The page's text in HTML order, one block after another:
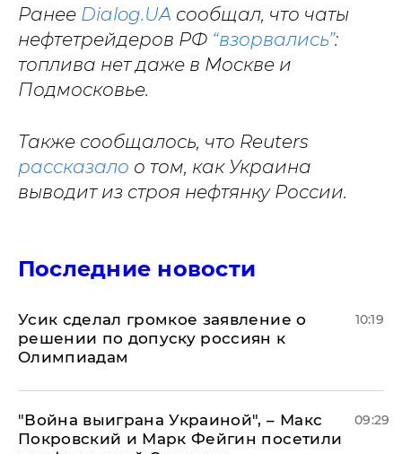
Ранее Dialog.UA сообщал, что чаты
нефтетрейдеров РФ “взорвались”:
топлива нет даже в Москве и
Подмосковье.
Также сообщалось, что Reuters
рассказало о том, как Украина
выводит из строя нефтянку России.
Последние новости
Усик сделал громкое заявление о
решении по допуску россиян к
Олимпиадам
10:19
"Война выиграна Украиной", – Макс
Покровский и Марк Фейгин посетили
09:29